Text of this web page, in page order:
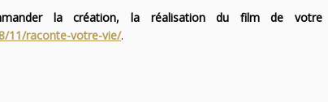
la création, la réalisation du film de
11/raconte-votre-vie/.